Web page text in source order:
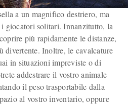
a un magnifico destriero, ma
giocatori solitari. Innanzitutto, la
più rapidamente le distanze,
divertente. Inoltre, le cavalcature
in situazioni impreviste o di
addestrare il vostro animale
il peso trasportabile dalla
al vostro inventario, oppure